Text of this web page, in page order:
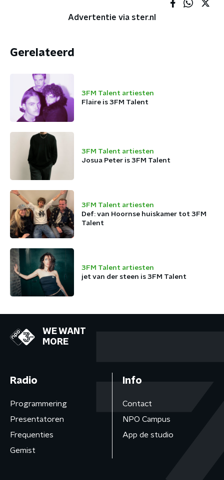
Advertentie via ster.nl
Gerelateerd
3FM Talent artiesten
Flaire is 3FM Talent
3FM Talent artiesten
Josua Peter is 3FM Talent
3FM Talent artiesten
Def: van Hoornse huiskamer tot 3FM
Talent
3FM Talent artiesten
jet van der steen is 3FM Talent
WE WANT
MORE
Radio
Programmering
Presentatoren
Frequenties
Gemist
Info
Contact
NPO Campus
App de studio